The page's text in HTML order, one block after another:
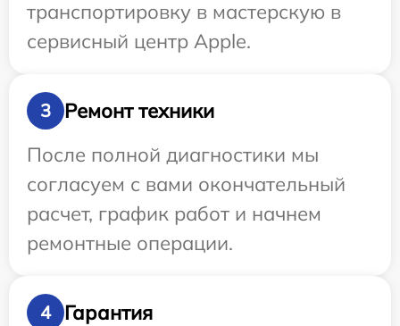
транспортировку в мастерскую в
сервисный центр Apple.
3
Ремонт техники
После полной диагностики мы
согласуем с вами окончательный
расчет, график работ и начнем
ремонтные операции.
4
Гарантия